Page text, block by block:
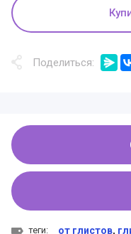
Поделиться:
теги: от глистов,